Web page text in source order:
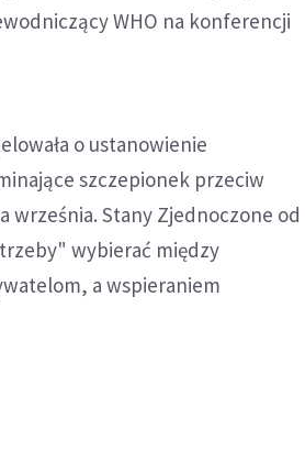
WHO na konferencji
o ustanowienie
szczepionek przeciw
września. Stany Zjednoczone od
wybierać między
a wspieraniem